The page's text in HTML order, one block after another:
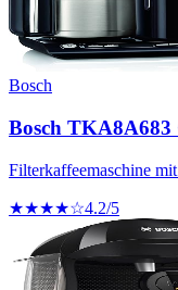
Bosch
Bosch
Filterkaffeemaschine
★★★★☆4.2/5